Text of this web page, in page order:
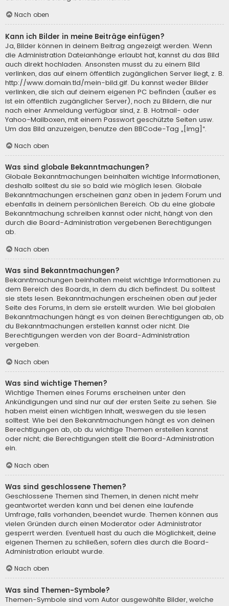
Nach oben
Kann ich Bilder in meine Beiträge einfügen?
Ja, Bilder können in deinem Beitrag angezeigt werden. Wenn
die Administration Dateianhänge erlaubt hat, kannst du das Bild
auch direkt hochladen. Ansonsten musst du zu einem Bild
verlinken, das auf einem öffentlich zugänglichen Server liegt, z. B.
http://www.domain.tld/mein-bild.gif. Du kannst weder Bilder
verlinken, die sich auf deinem eigenen PC befinden (außer es
ist ein öffentlich zugänglicher Server), noch zu Bildern, die nur
nach einer Anmeldung verfügbar sind, z. B. Hotmail- oder
Yahoo-Mailboxen, mit einem Passwort geschützte Seiten usw.
Um das Bild anzuzeigen, benutze den BBCode-Tag „[img]“.
Nach oben
Was sind globale Bekanntmachungen?
Globale Bekanntmachungen beinhalten wichtige Informationen,
deshalb solltest du sie so bald wie möglich lesen. Globale
Bekanntmachungen erscheinen ganz oben in jedem Forum und
ebenfalls in deinem persönlichen Bereich. Ob du eine globale
Bekanntmachung schreiben kannst oder nicht, hängt von den
durch die Board-Administration vergebenen Berechtigungen
ab.
Nach oben
Was sind Bekanntmachungen?
Bekanntmachungen beinhalten meist wichtige Informationen zu
dem Bereich des Boards, in dem du dich befindest. Du solltest
sie stets lesen. Bekanntmachungen erscheinen oben auf jeder
Seite des Forums, in dem sie erstellt wurden. Wie bei globalen
Bekanntmachungen hängt es von deinen Berechtigungen ab, ob
du Bekanntmachungen erstellen kannst oder nicht. Die
Berechtigungen werden von der Board-Administration
vergeben.
Nach oben
Was sind wichtige Themen?
Wichtige Themen eines Forums erscheinen unter den
Ankündigungen und sind nur auf der ersten Seite zu sehen. Sie
haben meist einen wichtigen Inhalt, weswegen du sie lesen
solltest. Wie bei den Bekanntmachungen hängt es von deinen
Berechtigungen ab, ob du wichtige Themen erstellen kannst
oder nicht; die Berechtigungen stellt die Board-Administration
ein.
Nach oben
Was sind geschlossene Themen?
Geschlossene Themen sind Themen, in denen nicht mehr
geantwortet werden kann und bei denen eine laufende
Umfrage, falls vorhanden, beendet wurde. Themen können aus
vielen Gründen durch einen Moderator oder Administrator
gesperrt werden. Eventuell hast du auch die Möglichkeit, deine
eigenen Themen zu schließen, sofern dies durch die Board-
Administration erlaubt wurde.
Nach oben
Was sind Themen-Symbole?
Themen-Symbole sind vom Autor ausgewählte Bilder, welche